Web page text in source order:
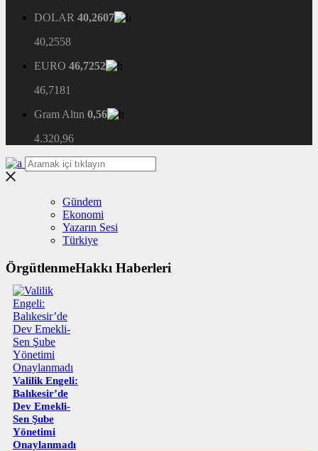
DOLAR 40,2607
40,2558
EURO 46,7252
46,7181
Gram Altın 0,56
4.320,96
Gündem
Ekonomi
Yazarın Sesi
Türkiye
ÖrgütlenmeHakkı Haberleri
Valilik Engeli:
Balıkesir’de
Dev Emekli-
Sen Şube
Yönetimi
Onaylanmadı